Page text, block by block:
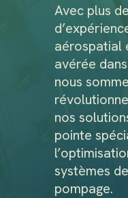
Avec plus
aérospatial
avérée
nous
nos
pointe
systèmes
pompage.